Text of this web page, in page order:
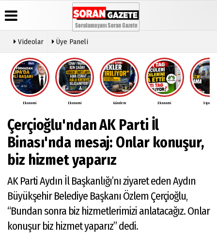
Üye Paneli
Haber
Arşivi
Haberleri
Anketler
Video
Galeri
Künye
İletişim
Çerez
Videolar Üye Paneli
Ekonomi Ekonomi Gündem Ekonomi Siyaset
Çerçioğlu'ndan AK Parti İl
Binası'nda mesaj: Onlar konuşur,
biz hizmet yaparız
AK Parti Aydın İl Başkanlığı’nı ziyaret eden Aydın
Büyükşehir Belediye Başkanı Özlem Çerçioğlu,
“Bundan sonra biz hizmetlerimizi anlatacağız. Onlar
konuşur biz hizmet yaparız” dedi.